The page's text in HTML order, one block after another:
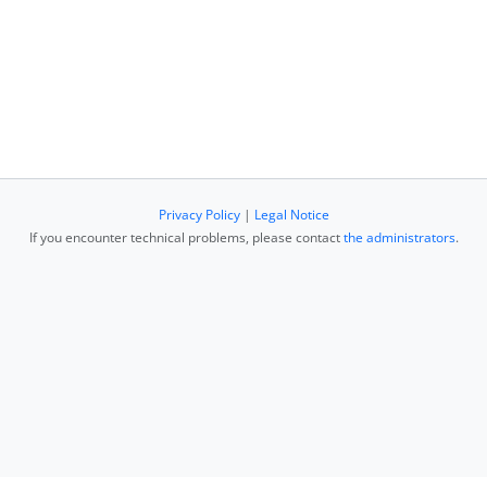
Privacy Policy| Legal Notice
If you encounter technical problems, please contactthe administrators.